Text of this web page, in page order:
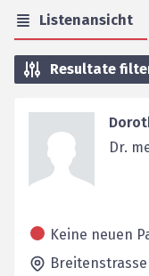
Listenansicht
Resultate
Dr.
Keine neuen
Breitenstrasse